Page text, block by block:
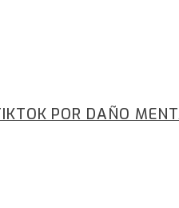
POR DAÑO